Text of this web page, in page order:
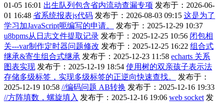
01-05 16:01 出生队列包含省内流动查漏专项 发布于：2026-06-
01 16:48 省系统报表js代码 发布于：2026-08-03 09:15 这是为了
学习加JavaScript呃编写的申请。
发布于：2025-12-29 10:37
u8bpms从日志文件提取记录 发布于：2025-12-25 10:56 闭包相
关---var制作定时器问题修改 发布于：2025-12-25 16:22 组合式
继承&寄生组合式继承 发布于：2025-12-23 11:58 echarts 关系
图表实现 发布于：2025-12-19 18:54 使用树的双亲孩子表示法
存储多级标签，实现多级标签的正逆向快速查找。
发布于：
2025-12-19 10:58 //编码问题 AB转换 发布于：2025-12-16 19:33
//方阵填数，螺旋填入 发布于：2025-12-16 19:06 web socket 发